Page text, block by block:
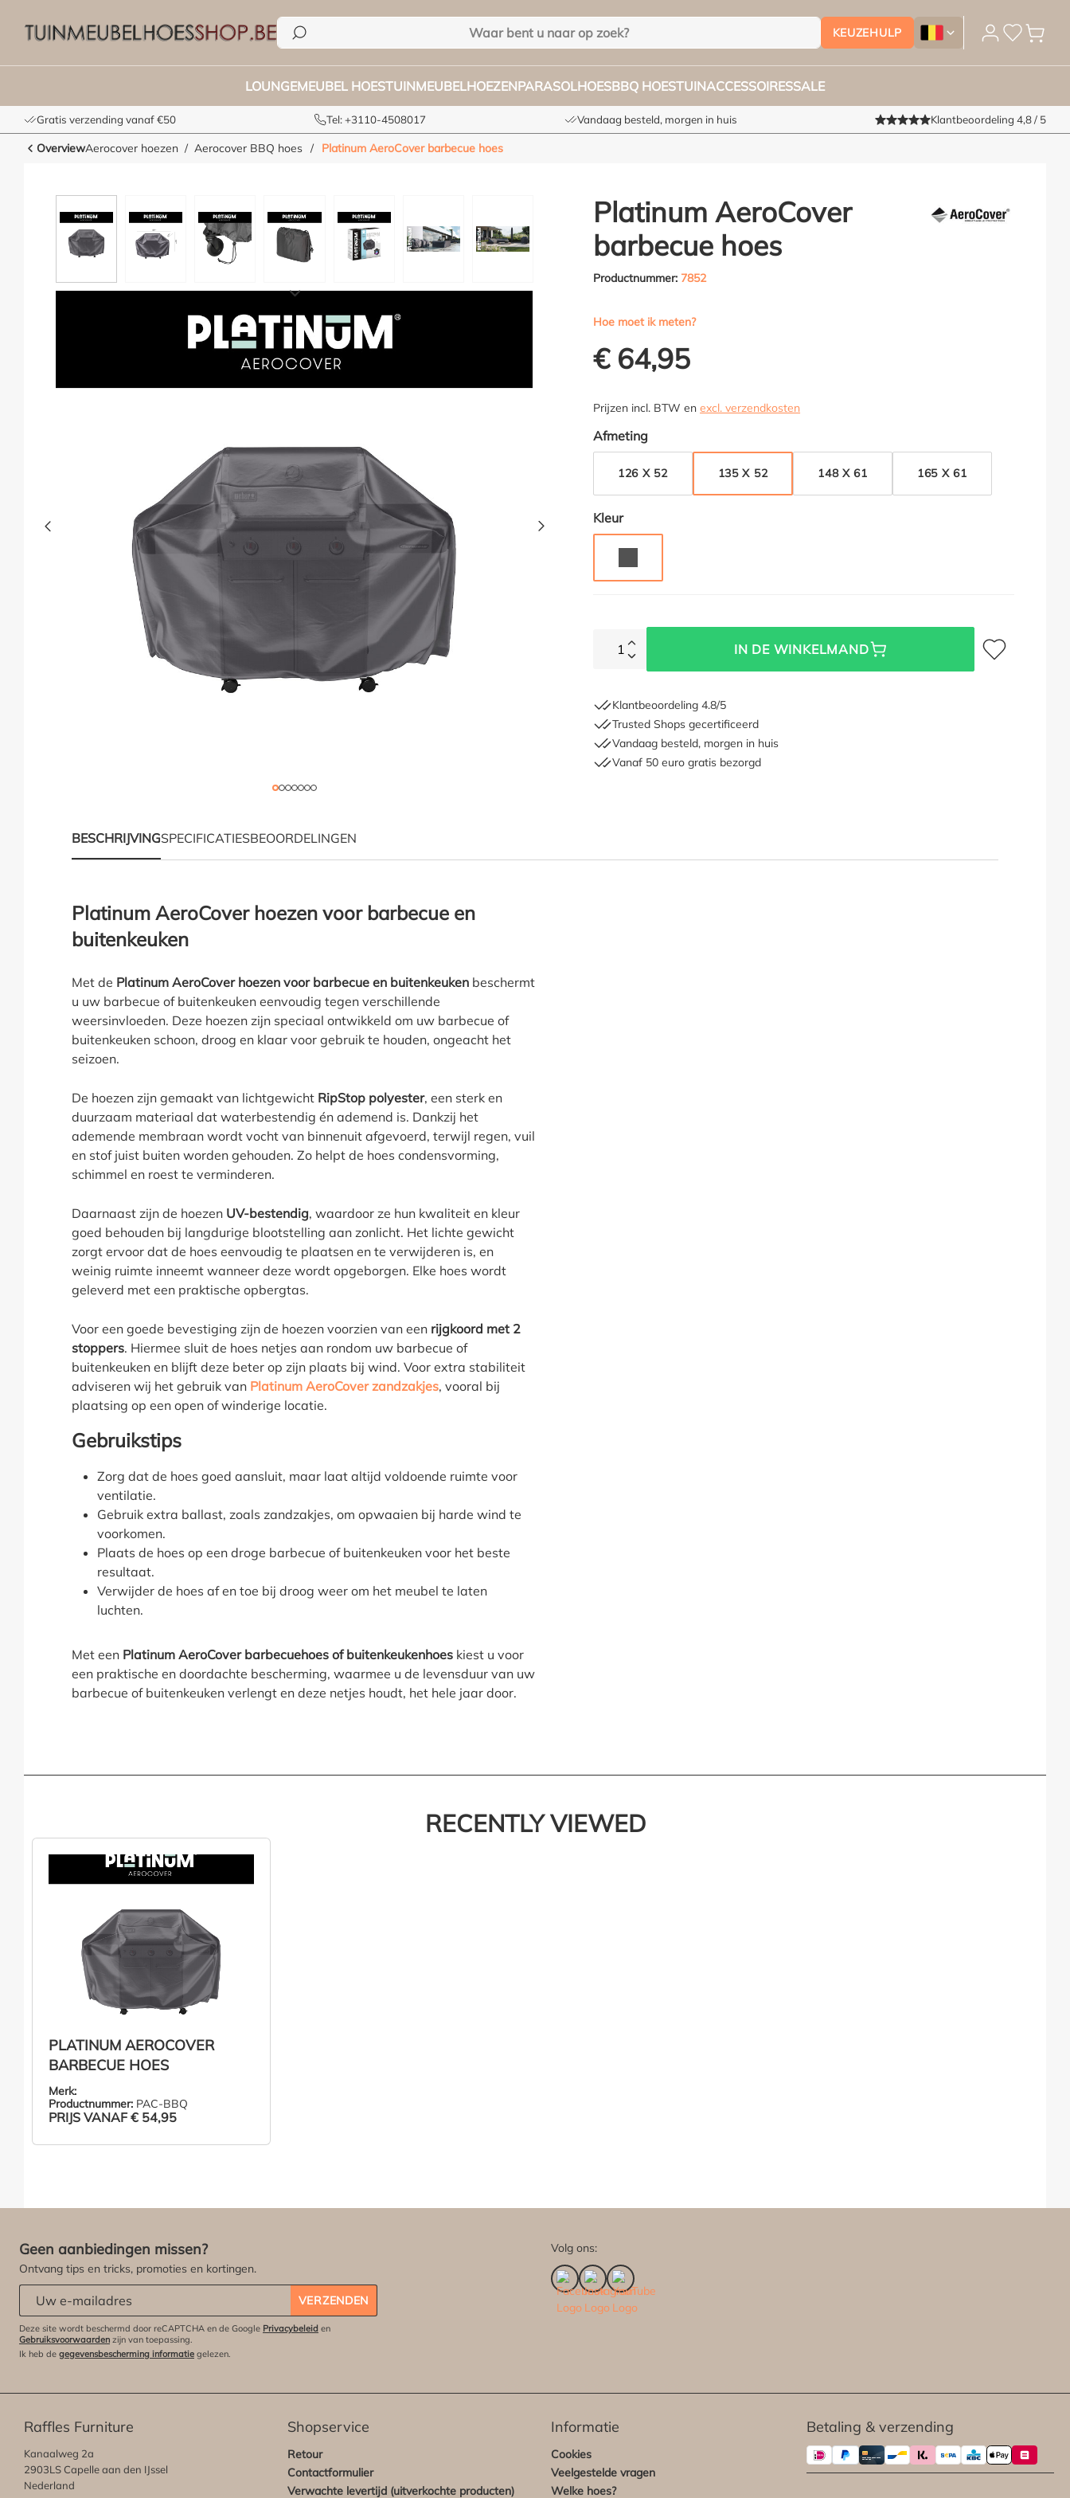
KEUZEHULP
Tuinmeubelhoesshop.be -
LOUNGEMEUBEL HOESTUINMEUBELHOEZENPARASOLHOESBBQ HOESTUINACCESSOIRESSALE
Gratis verzending vanaf €50 Tel: +3110-4508017 Vandaag besteld, morgen in huis Klantbeoordeling 4,8 / 5
OverviewAerocover hoezen Aerocover BBQ hoes / Platinum AeroCover barbecue hoes
Platinum AeroCover
barbecue hoes
Productnummer: 7852
Hoe moet ik meten?
€ 64,95
Prijzen incl. BTW enexcl. verzendkosten
Selecteer
Afmeting
126 X 52 135 X 52 148 X 61 165 X 61
Selecteer
Kleur
1 IN DE WINKELMAND
Toevoegen aan
Klantbeoordeling 4.8/5
Trusted Shops gecertificeerd
Vandaag besteld, morgen in huis
Vanaf 50 euro gratis bezorgd
BESCHRIJVINGSPECIFICATIESBEOORDELINGEN
Productinformatie "Platinum AeroCover barbecue hoes "
Platinum AeroCover hoezen voor barbecue en
buitenkeuken
Met de Platinum AeroCover hoezen voor barbecue en buitenkeuken beschermt
u uw barbecue of buitenkeuken eenvoudig tegen verschillende
weersinvloeden. Deze hoezen zijn speciaal ontwikkeld om uw barbecue of
buitenkeuken schoon, droog en klaar voor gebruik te houden, ongeacht het
seizoen.
De hoezen zijn gemaakt van lichtgewicht RipStop polyester, een sterk en
duurzaam materiaal dat waterbestendig én ademend is. Dankzij het
ademende membraan wordt vocht van binnenuit afgevoerd, terwijl regen, vuil
en stof juist buiten worden gehouden. Zo helpt de hoes condensvorming,
schimmel en roest te verminderen.
Daarnaast zijn de hoezen UV-bestendig, waardoor ze hun kwaliteit en kleur
goed behouden bij langdurige blootstelling aan zonlicht. Het lichte gewicht
zorgt ervoor dat de hoes eenvoudig te plaatsen en te verwijderen is, en
weinig ruimte inneemt wanneer deze wordt opgeborgen. Elke hoes wordt
geleverd met een praktische opbergtas.
Voor een goede bevestiging zijn de hoezen voorzien van een rijgkoord met 2
stoppers. Hiermee sluit de hoes netjes aan rondom uw barbecue of
buitenkeuken en blijft deze beter op zijn plaats bij wind. Voor extra stabiliteit
adviseren wij het gebruik van Platinum AeroCover zandzakjes, vooral bij
plaatsing op een open of winderige locatie.
Gebruikstips
Zorg dat de hoes goed aansluit, maar laat altijd voldoende ruimte voor
ventilatie.
Gebruik extra ballast, zoals zandzakjes, om opwaaien bij harde wind te
voorkomen.
Plaats de hoes op een droge barbecue of buitenkeuken voor het beste
resultaat.
Verwijder de hoes af en toe bij droog weer om het meubel te laten
luchten.
Met een Platinum AeroCover barbecuehoes of buitenkeukenhoes kiest u voor
een praktische en doordachte bescherming, waarmee u de levensduur van uw
barbecue of buitenkeuken verlengt en deze netjes houdt, het hele jaar door.
RECENTLY VIEWED
PLATINUM AEROCOVER
BARBECUE HOES
Merk:
Productnummer: PAC-BBQ
PRIJS VANAF € 54,95
Geen aanbiedingen missen?
Ontvang tips en tricks, promoties en kortingen.
VERZENDEN
Deze site wordt beschermd door reCAPTCHA en de Google Privacybeleid en
Gebruiksvoorwaarden zijn van toepassing.
Ik heb de gegevensbescherming informatie gelezen.
Volg ons:
Raffles Furniture
Kanaalweg 2a
2903LS Capelle aan den IJssel
Nederland
Shopservice
Retour
Contactformulier
Verwachte levertijd (uitverkochte producten)
Informatie
Cookies
Veelgestelde vragen
Welke hoes?
Betaling & verzending